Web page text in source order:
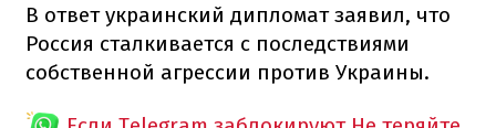
В ответ украинский дипломат заявил, что
Россия сталкивается с последствиями
собственной агрессии против Украины.